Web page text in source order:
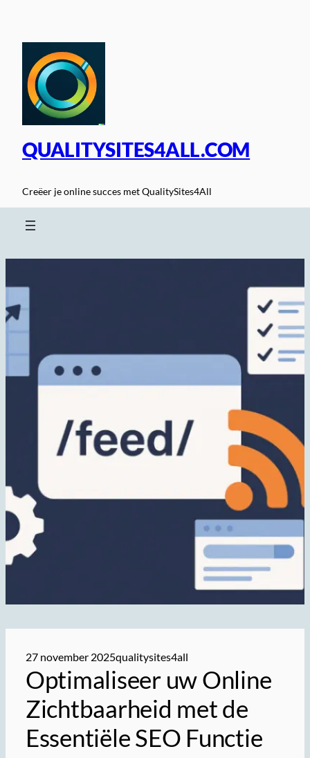
inhoud
QUALITYSITES4ALL.COM
Creëer je online succes met QualitySites4All
27 november 2025qualitysites4all
Optimaliseer uw Online
Zichtbaarheid met de
Essentiële SEO Functie